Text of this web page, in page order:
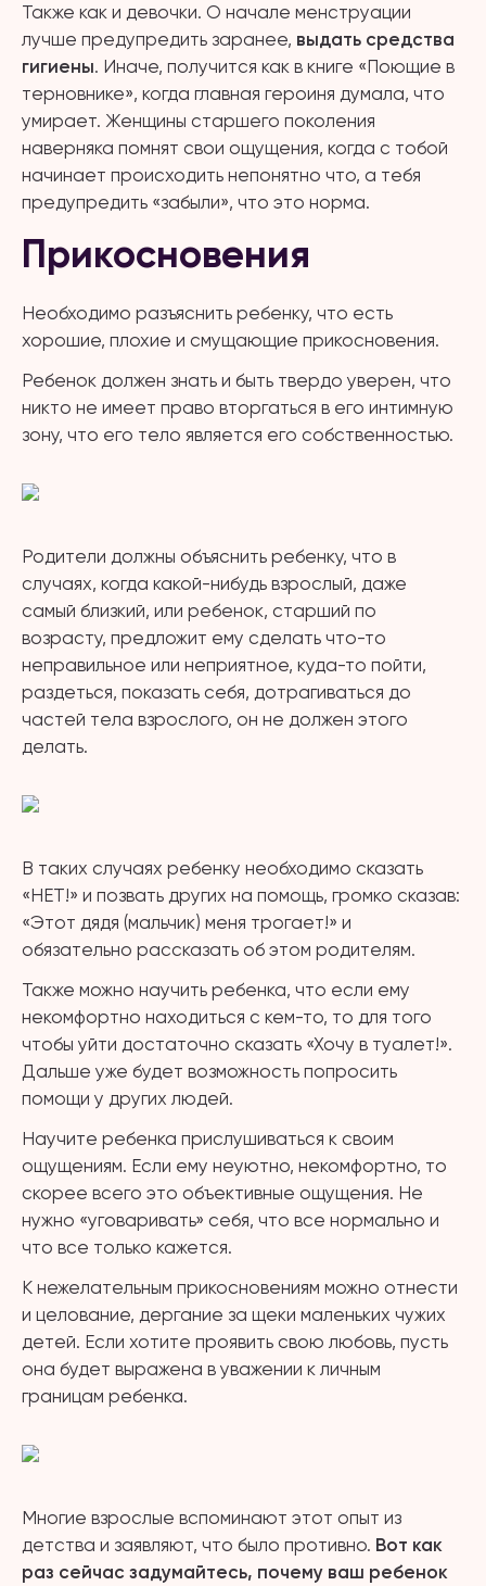
Также как и девочки. О начале менструации
лучше предупредить заранее, выдать средства
гигиены. Иначе, получится как в книге «Поющие в
терновнике», когда главная героиня думала, что
умирает. Женщины старшего поколения
наверняка помнят свои ощущения, когда с тобой
начинает происходить непонятно что, а тебя
предупредить «забыли», что это норма.
Прикосновения
Необходимо разъяснить ребенку, что есть
хорошие, плохие и смущающие прикосновения.
Ребенок должен знать и быть твердо уверен, что
никто не имеет право вторгаться в его интимную
зону, что его тело является его собственностью.
Родители должны объяснить ребенку, что в
случаях, когда какой-нибудь взрослый, даже
самый близкий, или ребенок, старший по
возрасту, предложит ему сделать что-то
неправильное или неприятное, куда-то пойти,
раздеться, показать себя, дотрагиваться до
частей тела взрослого, он не должен этого
делать.
В таких случаях ребенку необходимо сказать
«НЕТ!» и позвать других на помощь, громко сказав:
«Этот дядя (мальчик) меня трогает!» и
обязательно рассказать об этом родителям.
Также можно научить ребенка, что если ему
некомфортно находиться с кем-то, то для того
чтобы уйти достаточно сказать «Хочу в туалет!».
Дальше уже будет возможность попросить
помощи у других людей.
Научите ребенка прислушиваться к своим
ощущениям. Если ему неуютно, некомфортно, то
скорее всего это объективные ощущения. Не
нужно «уговаривать» себя, что все нормально и
что все только кажется.
К нежелательным прикосновениям можно отнести
и целование, дергание за щеки маленьких чужих
детей. Если хотите проявить свою любовь, пусть
она будет выражена в уважении к личным
границам ребенка.
Многие взрослые вспоминают этот опыт из
детства и заявляют, что было противно. Вот как
раз сейчас задумайтесь, почему ваш ребенок